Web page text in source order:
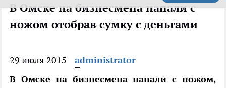
В Омске на бизнесмена напали с
ножом отобрав сумку с деньгами
29 июля 2015
administrator
В Омске на бизнесмена напали с ножом,